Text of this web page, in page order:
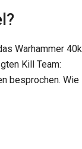
Warhammer 40k
Kill Team:
besprochen. Wie